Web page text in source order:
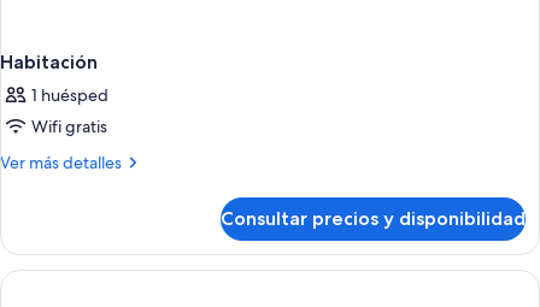
Habitación
1 huésped
Wifi gratis
Ver más detalles
Más
Consultar precios y disponibilidad